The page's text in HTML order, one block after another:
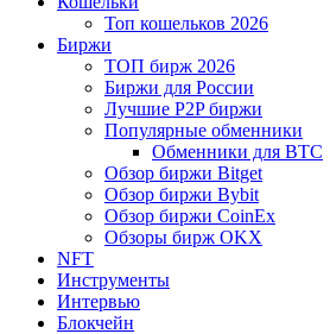
Топ кошельков 2026
Биржи
ТОП бирж 2026
Биржи для России
Лучшие P2P биржи
Популярные обменники
Обменники для BTC
Обзор биржи Bitget
Обзор биржи Bybit
Обзор биржи CoinEx
Обзоры бирж OKX
NFT
Инструменты
Интервью
Блокчейн